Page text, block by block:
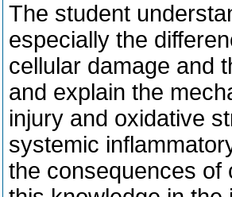
The student
especially the
cellular damage and
and explain the
injury and oxidative
systemic
the consequences of